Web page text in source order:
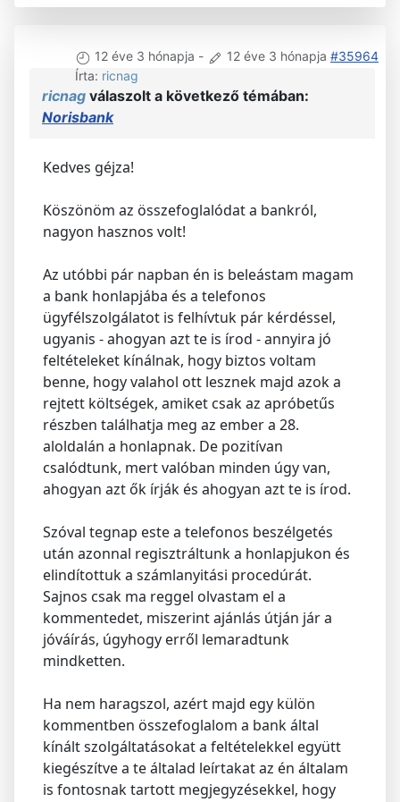
12 éve 3 hónapja - 12 éve 3 hónapja #35964
Írta: ricnag
ricnag válaszolt a következő témában:
Norisbank
Kedves géjza!
Köszönöm az összefoglalódat a bankról,
nagyon hasznos volt!
Az utóbbi pár napban én is beleástam magam
a bank honlapjába és a telefonos
ügyfélszolgálatot is felhívtuk pár kérdéssel,
ugyanis - ahogyan azt te is írod - annyira jó
feltételeket kínálnak, hogy biztos voltam
benne, hogy valahol ott lesznek majd azok a
rejtett költségek, amiket csak az apróbetűs
részben találhatja meg az ember a 28.
aloldalán a honlapnak. De pozitívan
csalódtunk, mert valóban minden úgy van,
ahogyan azt ők írják és ahogyan azt te is írod.
Szóval tegnap este a telefonos beszélgetés
után azonnal regisztráltunk a honlapjukon és
elindítottuk a számlanyitási procedúrát.
Sajnos csak ma reggel olvastam el a
kommentedet, miszerint ajánlás útján jár a
jóváírás, úgyhogy erről lemaradtunk
mindketten.
Ha nem haragszol, azért majd egy külön
kommentben összefoglalom a bank által
kínált szolgáltatásokat a feltételekkel együtt
kiegészítve a te általad leírtakat az én általam
is fontosnak tartott megjegyzésekkel, hogy